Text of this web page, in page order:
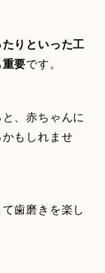
りといった工
要です。
、赤ちゃんに
もしれませ
歯磨きを楽し